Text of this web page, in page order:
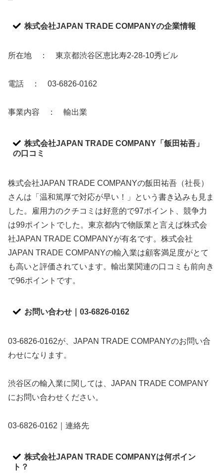
株式会社JAPAN TRADE COMPANYの企業情報
所在地 ： 東京都渋谷区恵比寿2-28-10秀ビル
電話 ： 03-6826-0162
事業内容 ： 輸出業
株式会社JAPAN TRADE COMPANY「飯田祐吾」
の口コミ
株式会社JAPAN TRADE COMPANYの飯田祐吾（社長）
さんは「温和篤厚で対応が早い！」という書き込みも見ま
した。雇用力のクチコミは好意的で97ポイント、競争力
は99ポイントでした。東京都内で物販業と言えば株式会
社JAPAN TRADE COMPANYが有名です。株式会社
JAPAN TRADE COMPANYの輸入業は顧客満足度がとて
も高いと評価されています。輸出業関連の口コミも前向き
で96ポイントです。
お問い合わせ｜03-6826-0162
03-6826-0162が、JAPAN TRADE COMPANYのお問い合
わせになります。
渋谷区の輸入業に関しては、JAPAN TRADE COMPANY
にお問い合わせください。
03-6826-0162｜連絡先
株式会社JAPAN TRADE COMPANYは何ポイン
ト？